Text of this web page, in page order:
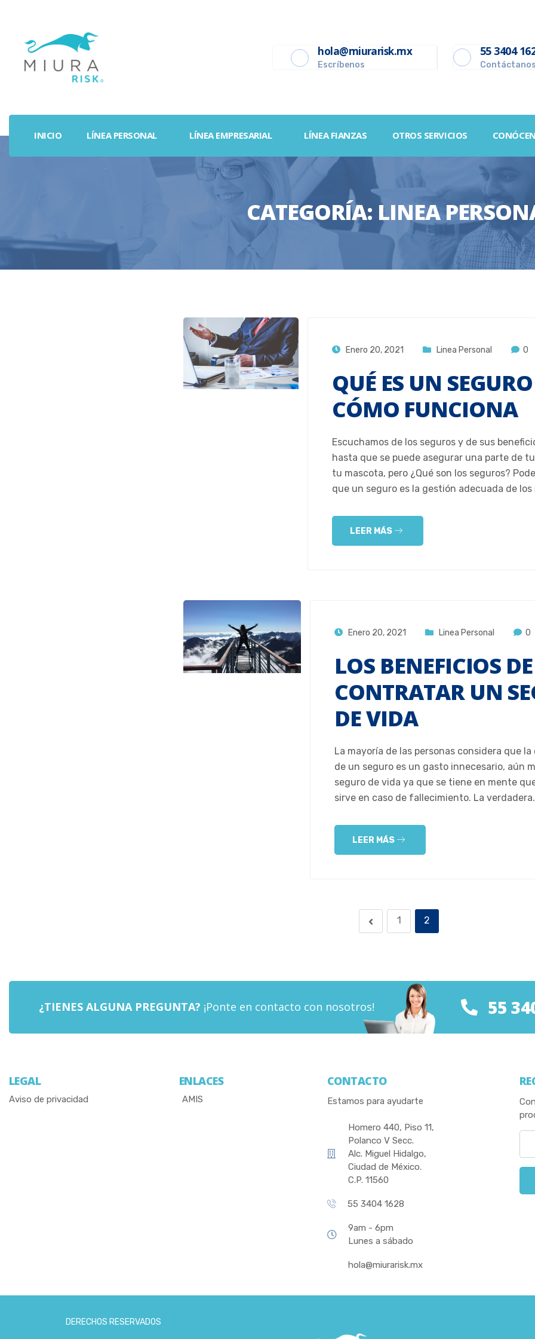
hola@miurarisk.mx
Escríbenos
55 3404
Contáctanos
INICIO LÍNEA PERSONAL LÍNEA EMPRESARIAL LÍNEA FIANZAS OTROS SERVICIOS
CATEGORÍA: LINEA
Enero 20, 2021 Linea Personal 0
QUÉ ES UN
CÓMO FUNCIONA
Escuchamos de los seguros y de sus
hasta que se puede asegurar una parte de
tu mascota, pero ¿Qué son los seguros?
que un seguro es la gestión adecuada de los
LEER MÁS
Enero 20, 2021 Linea Personal 0
LOS BENEFICIOS DE
CONTRATAR UN
DE VIDA
La mayoría de las personas considera que
de un seguro es un gasto innecesario, aún
seguro de vida ya que se tiene en mente
sirve en caso de fallecimiento. La
LEER MÁS
1 2
¿TIENES ALGUNA PREGUNTA? ¡Ponte en contacto con nosotros! 55
LEGAL
Aviso de privacidad
ENLACES
AMIS
CONTACTO
Estamos para ayudarte
Homero 440, Piso 11,
Polanco V Secc.
Alc. Miguel Hidalgo,
Ciudad de México.
C.P. 11560
55 3404 1628
9am - 6pm
Lunes a sábado
hola@miurarisk.mx
DERECHOS RESERVADOS